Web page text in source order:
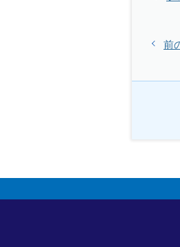
前